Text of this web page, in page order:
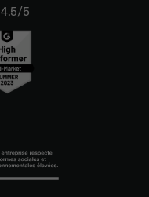
4.5/5